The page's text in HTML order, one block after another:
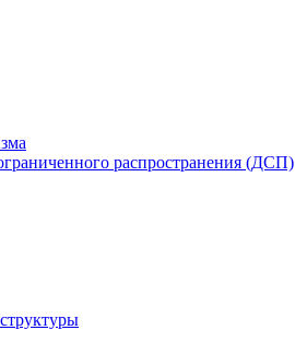
распространения (ДСП)